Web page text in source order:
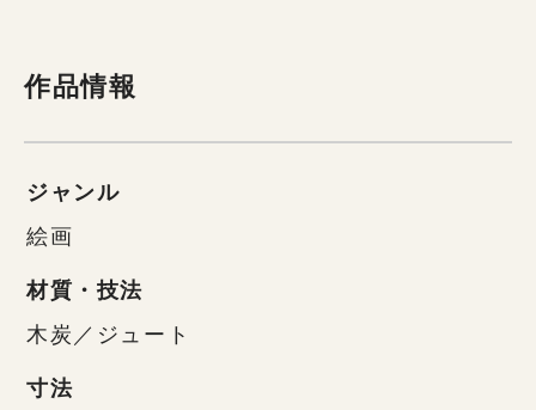
作品情報
ジャンル
絵画
材質・技法
木炭／ジュート
寸法